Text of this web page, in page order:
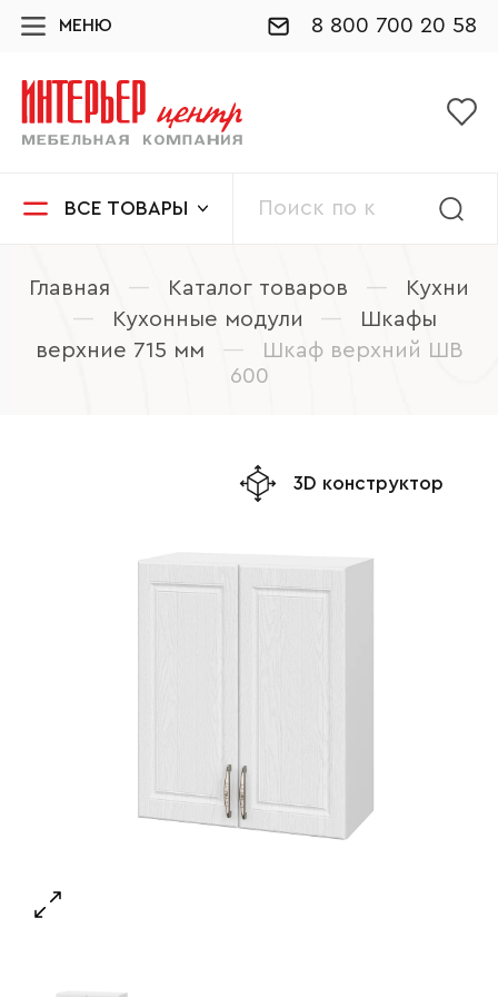
МЕНЮ 8 800 700 20 58
ВСЕ ТОВАРЫ
Главная — Каталог товаров —
Кухни
—
Кухонные модули —
Шкафы
верхние 715 мм
—
Шкаф верхний ШВ
600
3D конструктор